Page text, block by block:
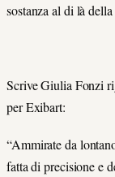
sostanza al di là
Scrive Giulia Fonzi
per Exibart:
“Ammirate da
fatta di precisione e